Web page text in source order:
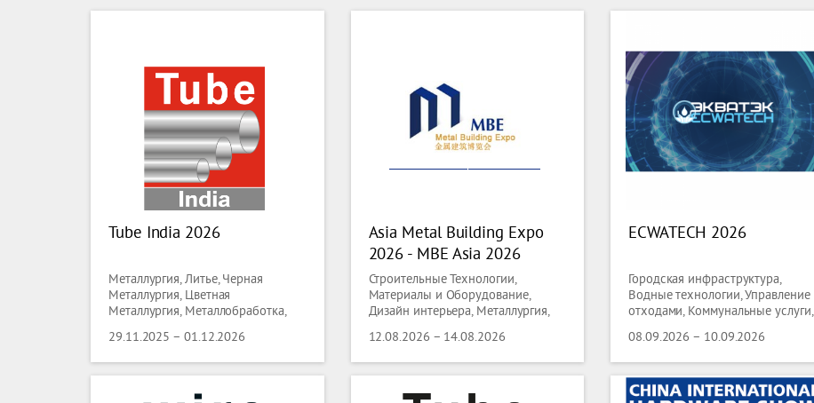
Tube India 2026
Металлургия, Литье, Черная
Металлургия, Цветная
Металлургия, Металлобработка,
29.11.2025 – 01.12.2026
Asia Metal Building Expo
2026 - MBE Asia 2026
Строительные Технологии,
Материалы и Оборудование,
Дизайн интерьера, Металлургия,
Цветная Металлургия,
Металлобработка, Сварка
12.08.2026 – 14.08.2026
ECWATECH 2026
Городская инфраструктура,
Водные технологии, Управление
отходами, Коммунальные услуги,
Материалы и Оборудование,
Дизайн интерьера,
Металлобработка, Сварка
08.09.2026 – 10.09.2026